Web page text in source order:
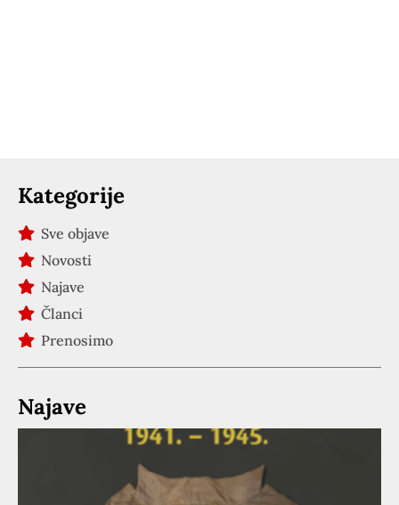
Kategorije
Sve objave
Novosti
Najave
Članci
Prenosimo
Najave